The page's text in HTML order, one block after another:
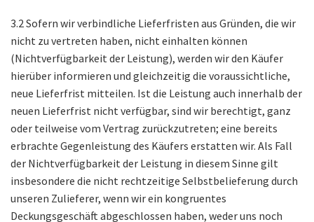
3.2 Sofern wir verbindliche Lieferfristen aus Gründen, die wir
nicht zu vertreten haben, nicht einhalten können
(Nichtverfügbarkeit der Leistung), werden wir den Käufer
hierüber informieren und gleichzeitig die voraussichtliche,
neue Lieferfrist mitteilen. Ist die Leistung auch innerhalb der
neuen Lieferfrist nicht verfügbar, sind wir berechtigt, ganz
oder teilweise vom Vertrag zurückzutreten; eine bereits
erbrachte Gegenleistung des Käufers erstatten wir. Als Fall
der Nichtverfügbarkeit der Leistung in diesem Sinne gilt
insbesondere die nicht rechtzeitige Selbstbelieferung durch
unseren Zulieferer, wenn wir ein kongruentes
Deckungsgeschäft abgeschlossen haben, weder uns noch